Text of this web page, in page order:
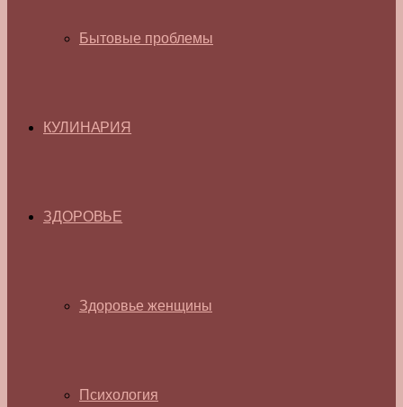
Бытовые проблемы
КУЛИНАРИЯ
ЗДОРОВЬЕ
Здоровье женщины
Психология